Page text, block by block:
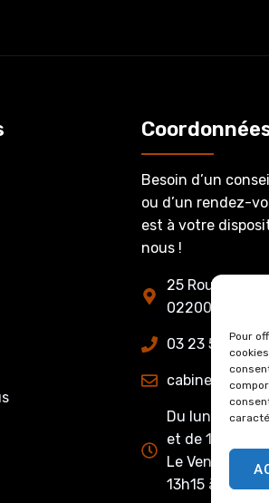
Pour
Besoin d’un
ou d’un rendez-
est à votre
nous !
25 Route de
02200 Belleu
03 23 53 27 86
Du lundi au
et de 13h15 à
Le Vendredi :
13h15 à 16h00